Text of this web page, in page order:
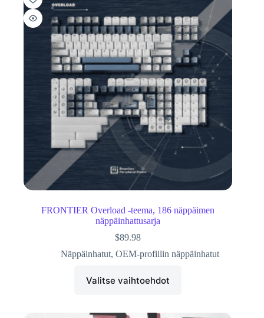
FRONTIER Overload -teema, 186 näppäimen
näppäinhattusarja
$89.98
Näppäinhatut, OEM-profiilin näppäinhatut
Valitse vaihtoehdot